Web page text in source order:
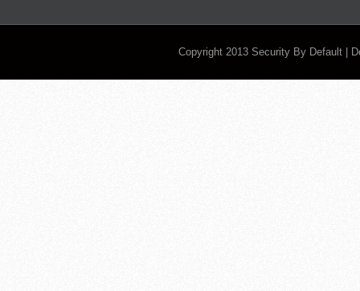
Copyright 2013 Security By Default |